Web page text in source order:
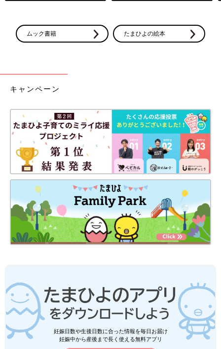
ムック書籍 たまひよの絵本
キャンペーン
妊娠日数や生後日数に合った情報を毎日お届け
妊娠中から産後まで長く使える無料アプリ